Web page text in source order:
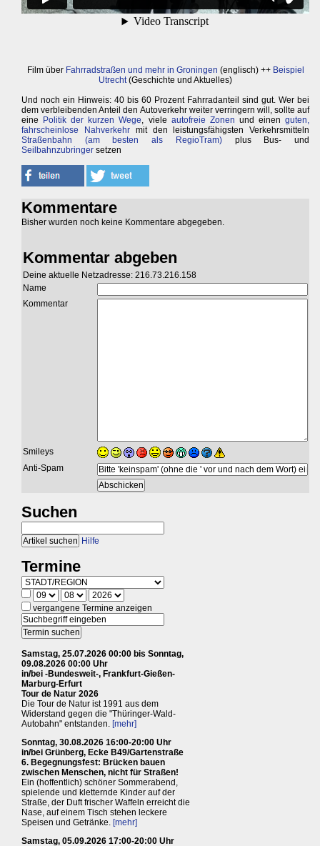
Film über Fahrradstraßen und mehr in Groningen (englisch) ++ Beispiel
Utrecht(Geschichte und Aktuelles)
Und noch ein Hinweis: 40 bis 60 Prozent Fahrradanteil sind gut. Wer bei
dem verbleibenden Anteil den Autoverkehr weiter verringern will, sollte auf
eine
Politik der kurzen Wege, viele autofreie Zonen und einenguten,
fahrscheinlose Nahverkehrmit den leistungsfähigsten Verkehrsmitteln
Straßenbahn (am besten als RegioTram)plus Bus- und
Seilbahnzubringer setzen
Kommentare
Bisher wurden noch keine Kommentare abgegeben.
Kommentar abgeben
Deine aktuelle Netzadresse: 216.73.216.158
Name
Kommentar
Smileys
Anti-Spam
Suchen
Hilfe
Termine
vergangene Termine anzeigen
Samstag, 25.07.2026 00:00 bis Sonntag,
09.08.2026 00:00 Uhr
in/bei -Bundesweit-, Frankfurt-Gießen-
Marburg-Erfurt
Tour de Natur 2026
Die Tour de Natur ist 1991 aus dem
Widerstand gegen die "Thüringer-Wald-
Autobahn" entstanden. [mehr]
Sonntag, 30.08.2026 16:00-20:00 Uhr
in/bei Grünberg, Ecke B49/Gartenstraße
6. Begegnungsfest: Brücken bauen
zwischen Menschen, nicht für Straßen!
Ein (hoffentlich) schöner Sommerabend,
spielende und kletternde Kinder auf der
Straße, der Duft frischer Waffeln erreicht die
Nase, auf einem Tisch stehen leckere
Speisen und Getränke. [mehr]
Samstag, 05.09.2026 17:00-20:00 Uhr